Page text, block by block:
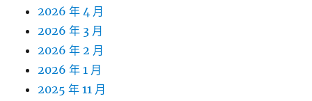
2026 年 4 月
2026 年 3 月
2026 年 2 月
2026 年 1 月
2025 年 11 月